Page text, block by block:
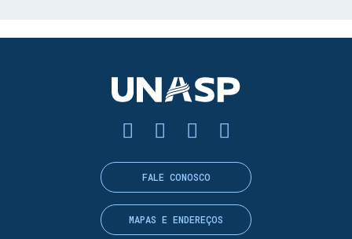
FALE CONOSCO
MAPAS E ENDEREÇOS